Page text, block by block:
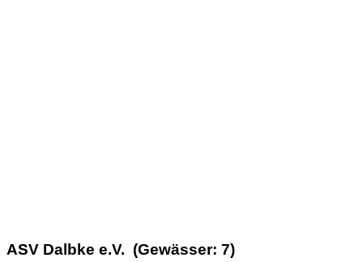
ASV Dalbke e.V. (Gewässer: 7)